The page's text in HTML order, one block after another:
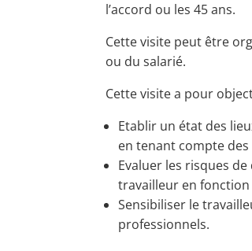
l’accord ou les 45 ans.
Cette visite peut être
ou du salarié.
Cette visite a pour
Etablir un état des
en tenant compte
Evaluer les risques
travailleur en fonction
Sensibiliser le
professionnels.